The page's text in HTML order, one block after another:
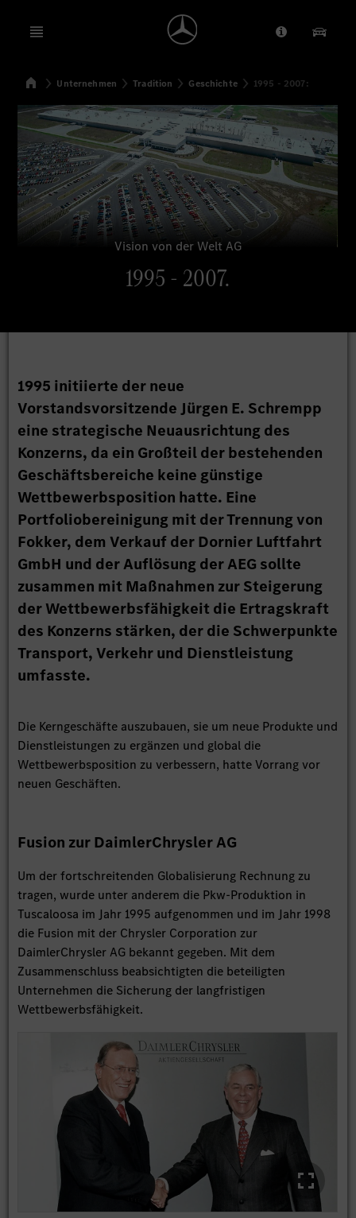
Open menu Anbieter/
SuchenStartseite
Unternehmen Tradition Geschichte 1995 - 2007:
Vision von der Welt AG
1995 - 2007.
1995 initiierte der neue
Vorstandsvorsitzende Jürgen E. Schrempp
eine strategische Neuausrichtung des
Konzerns, da ein Großteil der bestehenden
Geschäftsbereiche keine günstige
Wettbewerbsposition hatte. Eine
Portfoliobereinigung mit der Trennung von
Fokker, dem Verkauf der Dornier Luftfahrt
GmbH und der Auflösung der AEG sollte
zusammen mit Maßnahmen zur Steigerung
der Wettbewerbsfähigkeit die Ertragskraft
des Konzerns stärken, der die Schwerpunkte
Transport, Verkehr und Dienstleistung
umfasste.
Die Kerngeschäfte auszubauen, sie um neue Produkte und
Dienstleistungen zu ergänzen und global die
Wettbewerbsposition zu verbessern, hatte Vorrang vor
neuen Geschäften.
Fusion zurDaimlerChrysler AG
Um der fortschreitenden Globalisierung Rechnung zu
tragen, wurde unter anderem die Pkw-Produktion in
Tuscaloosa im Jahr 1995 aufgenommen und im Jahr 1998
die Fusion mit der Chrysler Corporation zur
DaimlerChrysler AG bekannt gegeben. Mit dem
Zusammenschluss beabsichtigten die beteiligten
Unternehmen die Sicherung der langfristigen
Wettbewerbsfähigkeit.